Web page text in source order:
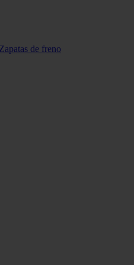
Zapatas de freno